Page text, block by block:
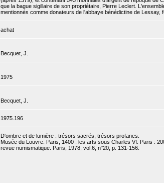
que la bague sigillaire de son propriétaire, Pierre Leclert.
mentionnés comme donateurs de l'abbaye bénédictine de Lessay,
achat
Becquet, J.
1975
Becquet, J.
1975.196
D'ombre et de lumière : trésors sacrés, trésors profanes.
Musée du Louvre. Paris, 1400 : les arts sous Charles VI. Paris :
revue numismatique. Paris, 1978, vol.6, n°20, p. 131-156.